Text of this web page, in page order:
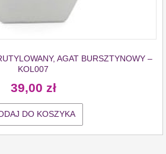
AGAT BURSZTYNOWY –
KOL007
39,00 zł
DO KOSZYKA